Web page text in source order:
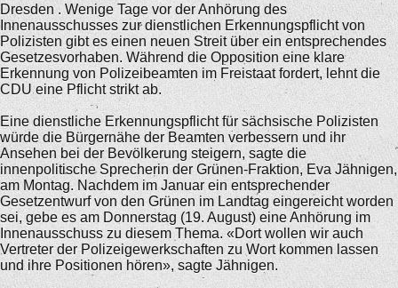
Dresden . Wenige Tage vor der Anhörung des
Innenausschusses zur dienstlichen Erkennungspflicht von
Polizisten gibt es einen neuen Streit über ein entsprechendes
Gesetzesvorhaben. Während die Opposition eine klare
Erkennung von Polizeibeamten im Freistaat fordert, lehnt die
CDU eine Pflicht strikt ab.
Eine dienstliche Erkennungspflicht für sächsische Polizisten
würde die Bürgernähe der Beamten verbessern und ihr
Ansehen bei der Bevölkerung steigern, sagte die
innenpolitische Sprecherin der Grünen-Fraktion, Eva Jähnigen,
am Montag. Nachdem im Januar ein entsprechender
Gesetzentwurf von den Grünen im Landtag eingereicht worden
sei, gebe es am Donnerstag (19. August) eine Anhörung im
Innenausschuss zu diesem Thema. «Dort wollen wir auch
Vertreter der Polizeigewerkschaften zu Wort kommen lassen
und ihre Positionen hören», sagte Jähnigen.